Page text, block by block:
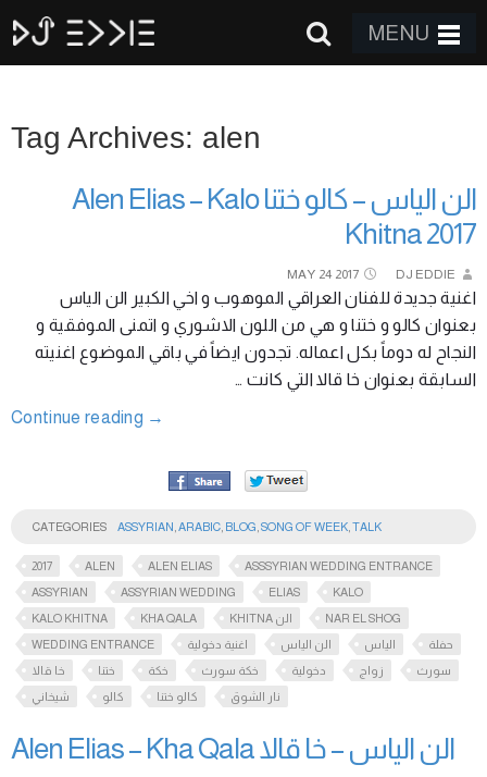
MENU
Tag Archives: alen
الن الياس – كالو ختنا Alen Elias – Kalo
Khitna 2017
MAY 24 2017 DJ EDDIE
اغنية جديدة للفنان العراقي الموهوب و اخي الكبير الن الياس
بعنوان كالو و ختنا و هي من اللون الاشوري و اتمنى الموفقية و
النجاح له دوماً بكل اعماله. تجدون ايضاً في باقي الموضوع اغنيته
السابقة بعنوان خا قالا التي كانت …
Continue reading →
CATEGORIES ASSYRIAN ARABIC BLOG SONG OF WEEK TALK
2017 ALEN ALEN ELIAS
ASSSYRIAN WEDDING ENTRANCE
ASSYRIAN
ASSYRIAN WEDDING ELIAS
KALO
KALO KHITNA
KHA QALA KHITNA الن
NAR EL SHOG
WEDDING ENTRANCE
اغنية دخولية الن الياس الياس
حفلة
خا قالا
ختنا خكة خكة سورث دخولية زواج
سورث
شيخاني
كالو كالو ختنا نار الشوق
Alen Elias – Kha Qala الن الياس – خا قالا